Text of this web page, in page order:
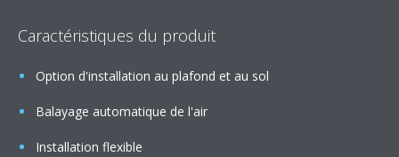
Caractéristiques du produit
Option d'installation au plafond et au sol
Balayage automatique de l'air
Installation flexible